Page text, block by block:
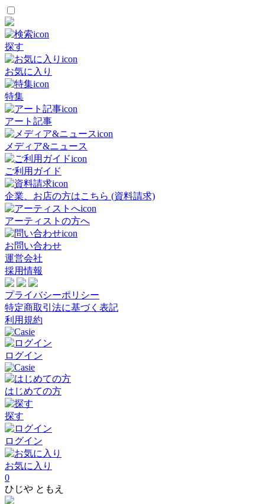
探す
お気に入り
特集
アート記事
メディア&ニュース
ご利用ガイド
企業、お店の方はこちら (資料請求)
アーティストの方へ
お問い合わせ
運営会社
採用情報
プライバシーポリシー
特定商取引法に基づく表記
利用規約
ログイン
はじめての方
探す
ログイン
お気に入り
0
ひじや ともえ